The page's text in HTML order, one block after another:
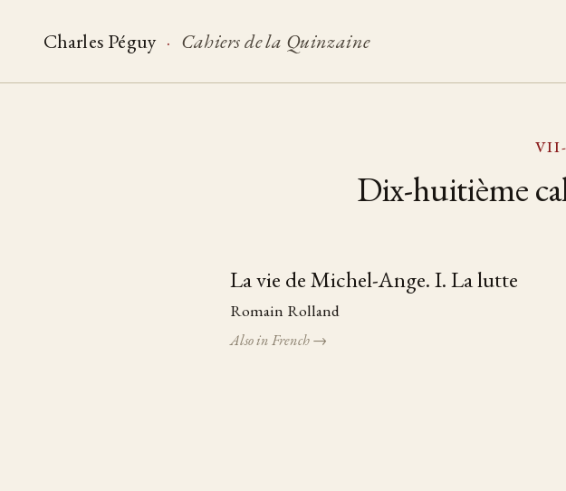
Charles Péguy · Cahiers de la Quinzaine
Dix-huitième
Table of pieces
La vie de Michel-Ange. I. La lutte
Romain Rolland
Also in French →